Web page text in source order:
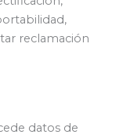
reclamación
datos de